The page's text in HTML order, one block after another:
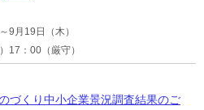
9月19日（木）
17：00（厳守）
くり中小企業景況調査結果のご